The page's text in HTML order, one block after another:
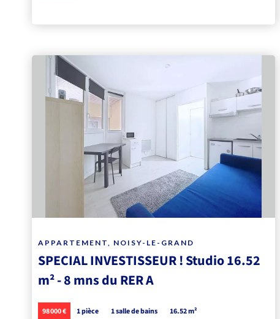
APPARTEMENT, NOISY-LE-GRAND
SPECIAL INVESTISSEUR ! Studio 16.52
m² - 8 mns du RER A
98 000 € 1 pièce 1 salle de bains 16.52 m²